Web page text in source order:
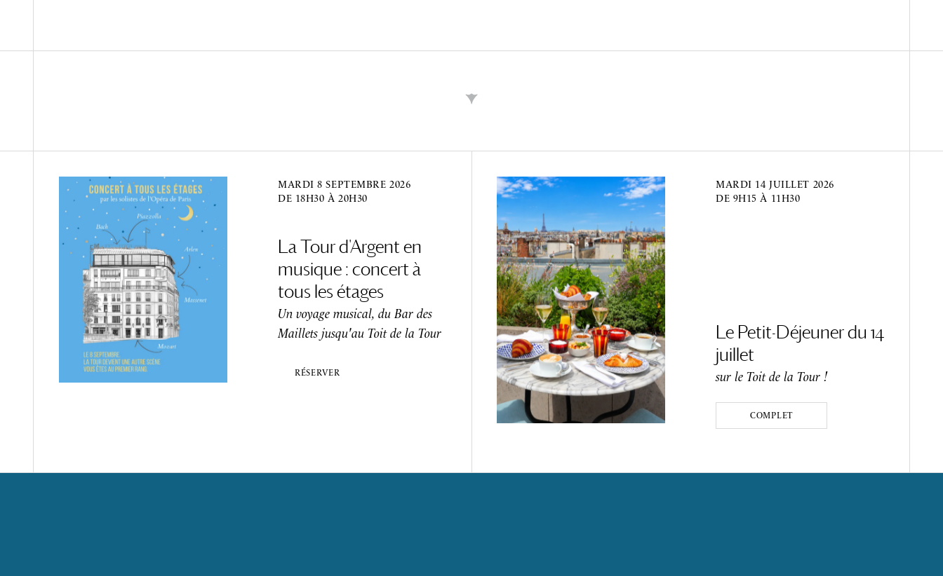
MARDI 8 SEPTEMBRE 2026
DE 18H30 À 20H30
La Tour d'Argent en
musique : concert à
tous les étages
Un voyage musical, du Bar des
Maillets jusqu'au Toit de la Tour
MARDI 14 JUILLET 2026
DE 9H15 À 11H30
Le Petit-Déjeuner du 14
juillet
sur le Toit de la Tour !
COMPLET